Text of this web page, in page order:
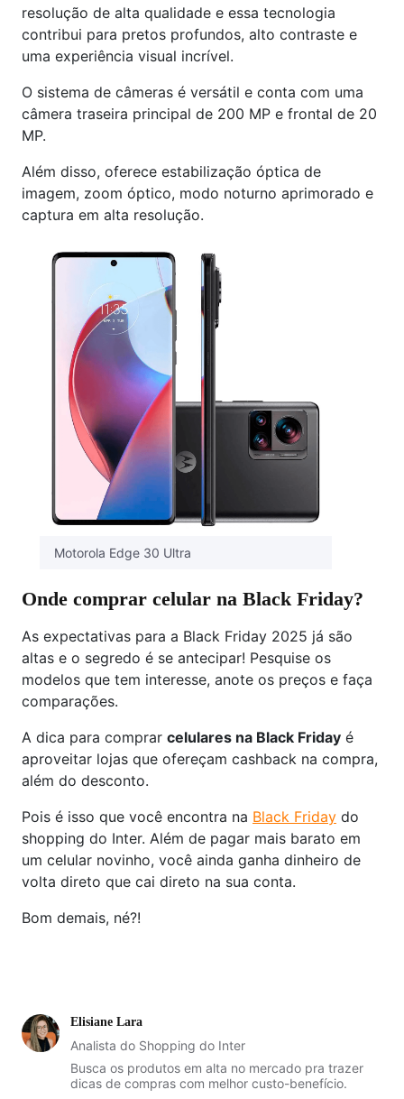
resolução de alta qualidade e essa tecnologia
contribui para pretos profundos, alto contraste e
uma experiência visual incrível.
O sistema de câmeras é versátil e conta com uma
câmera traseira principal de 200 MP e frontal de 20
MP.
Além disso, oferece estabilização óptica de
imagem, zoom óptico, modo noturno aprimorado e
captura em alta resolução.
Motorola Edge 30 Ultra
Onde comprar celular na Black Friday?
As expectativas para a Black Friday 2025 já são
altas e o segredo é se antecipar! Pesquise os
modelos que tem interesse, anote os preços e faça
comparações.
A dica para comprar celulares na Black Friday é
aproveitar lojas que ofereçam cashback na compra,
além do desconto.
Pois é isso que você encontra na Black Friday do
shopping do Inter. Além de pagar mais barato em
um celular novinho, você ainda ganha dinheiro de
volta direto que cai direto na sua conta.
Bom demais, né?!
Elisiane Lara
Analista do Shopping do Inter
Busca os produtos em alta no mercado pra trazer
dicas de compras com melhor custo-benefício.